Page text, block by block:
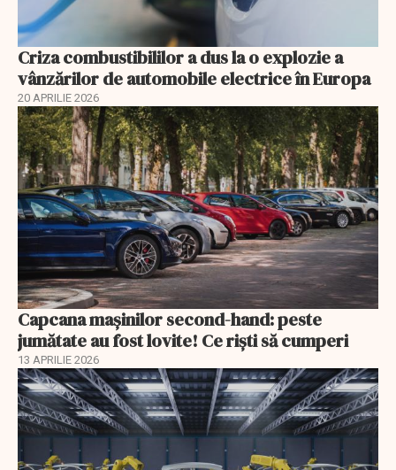
Criza combustibililor a dus la o explozie a
vânzărilor de automobile electrice în Europa
20 APRILIE 2026
Capcana mașinilor second-hand: peste
jumătate au fost lovite! Ce riști să cumperi
13 APRILIE 2026